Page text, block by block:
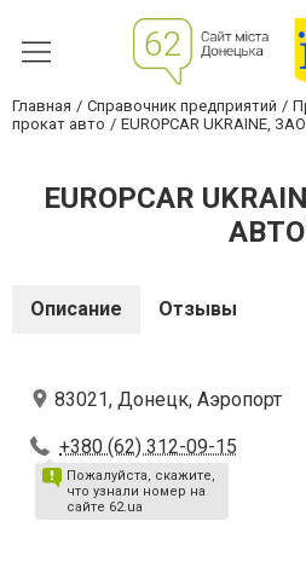
Главная Справочник предприятий
прокат авто
EUROPCAR UKRAINE,
EUROPCAR
Описание Отзывы
83021, Донецк, Аэропорт
+380 (62) 312-09-15
Пожалуйста, скажите,
что узнали номер на
сайте 62.ua